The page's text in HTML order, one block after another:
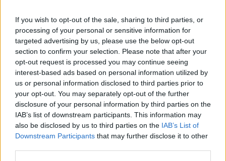
If you wish to opt-out of the sale, sharing to third parties, or
processing of your personal or sensitive information for
targeted advertising by us, please use the below opt-out
section to confirm your selection. Please note that after your
opt-out request is processed you may continue seeing
interest-based ads based on personal information utilized by
us or personal information disclosed to third parties prior to
your opt-out. You may separately opt-out of the further
disclosure of your personal information by third parties on the
IAB’s list of downstream participants. This information may
also be disclosed by us to third parties on the IAB’s List of
Downstream Participants that may further disclose it to other